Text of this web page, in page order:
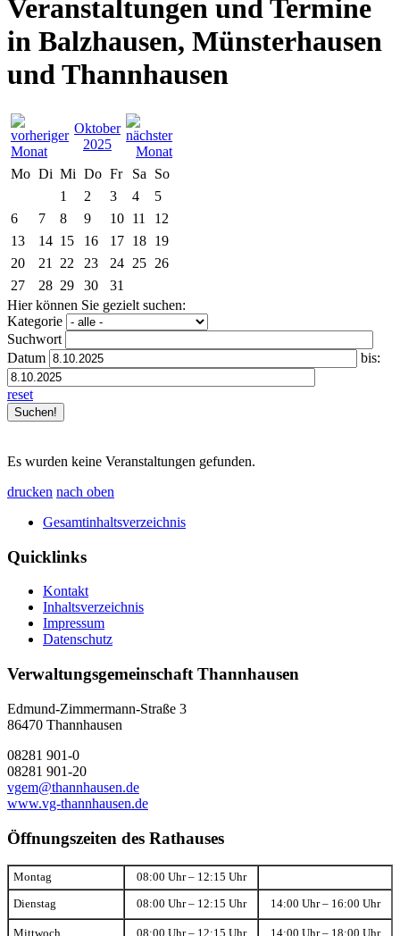
Veranstaltungen und Termine
in Balzhausen, Münsterhausen
und Thannhausen
Oktober
2025
Mo Di Mi Do Fr Sa
So
1
2 3 4
5
6
7 8 9 10 11
12
13
14 15 16 17 18 19
20
21 22 23 24 25 26
27
28 29 30
31
Hier können Sie gezielt suchen:
Kategorie
Suchwort
Datum
bis:
reset
Es wurden keine Veranstaltungen gefunden.
drucken nach oben
Gesamtinhaltsverzeichnis
Quicklinks
Kontakt
Inhaltsverzeichnis
Impressum
Datenschutz
Verwaltungsgemeinschaft Thannhausen
Edmund-Zimmermann-Straße 3
86470 Thannhausen
08281 901-0
08281 901-20
vgem@thannhausen.de
www.vg-thannhausen.de
Öffnungszeiten des Rathauses
Montag 08:00 Uhr – 12:15 Uhr
Dienstag 08:00 Uhr – 12:15 Uhr 14:00 Uhr – 16:00 Uhr